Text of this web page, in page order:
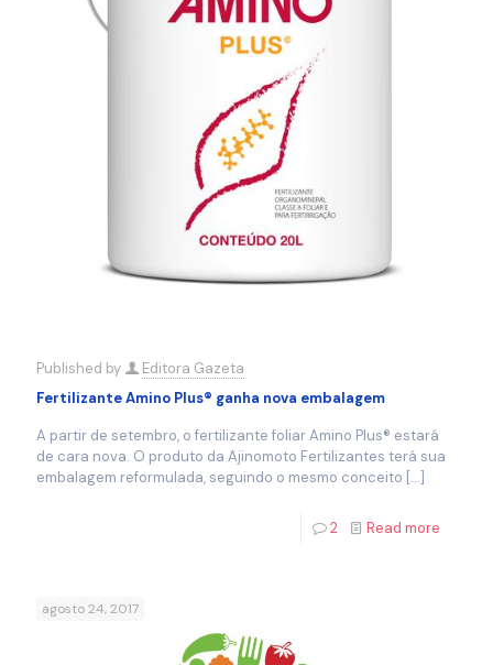
Published by
Editora Gazeta
Fertilizante Amino Plus® ganha nova embalagem
A partir de setembro, o fertilizante foliar Amino Plus® estará
de cara nova. O produto da Ajinomoto Fertilizantes terá sua
embalagem reformulada, seguindo o mesmo conceito […]
2 Read more
agosto 24, 2017